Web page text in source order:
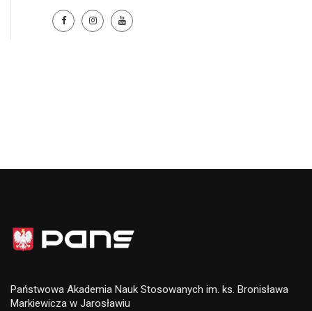
Państwowa Akademia Nauk Stosowanych im. ks. Bronisława
Markiewicza w Jarosławiu